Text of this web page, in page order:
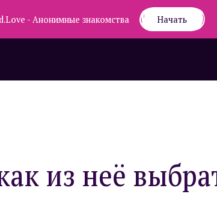
- Анонимные знакомства Начать
из неё